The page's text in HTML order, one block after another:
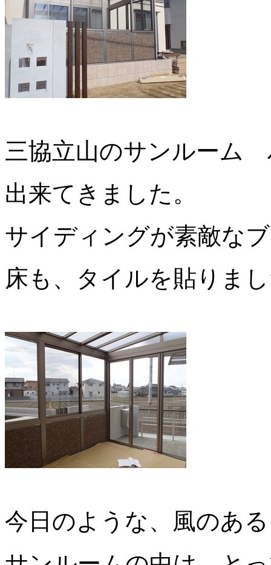
三協立山のサンルーム
出来てきました。
サイディングが素敵な
床も、タイルを貼りま
今日のような、風のあ